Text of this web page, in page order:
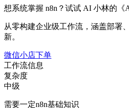
想系统掌握 n8n？试试 AI 小林的《
从零构建企业级工作流，涵盖部署
新。
微信小店下单
工作流信息
复杂度
中级
需要一定n8n基础知识